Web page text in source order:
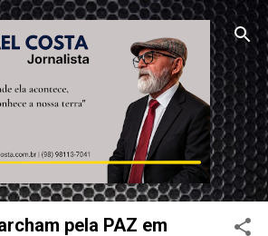
o conteúdo principal
pela PAZ em